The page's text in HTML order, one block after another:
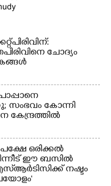
പിരിവിന്:
ചോദ്യം
സംഭവം കോന്നി
കേന്ദ്രത്തിൽ
ഒരിക്കൽ
ഈ ബസിൽ
നഷ്ടം